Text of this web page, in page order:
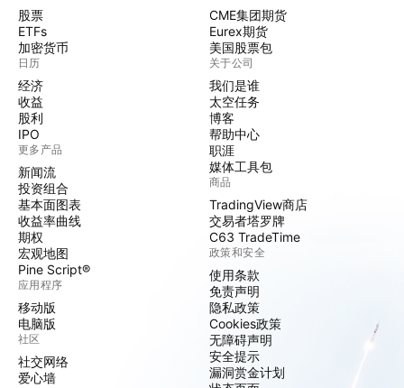
股票
ETFs
加密货币
日历
经济
收益
股利
IPO
更多产品
新闻流
投资组合
基本面图表
收益率曲线
期权
宏观地图
Pine Script®
应用程序
移动版
电脑版
社区
社交网络
爱心墙
CME集团期货
Eurex期货
美国股票包
关于公司
我们是谁
太空任务
博客
帮助中心
职涯
媒体工具包
商品
TradingView商店
交易者塔罗牌
C63 TradeTime
政策和安全
使用条款
免责声明
隐私政策
Cookies政策
无障碍声明
安全提示
漏洞赏金计划